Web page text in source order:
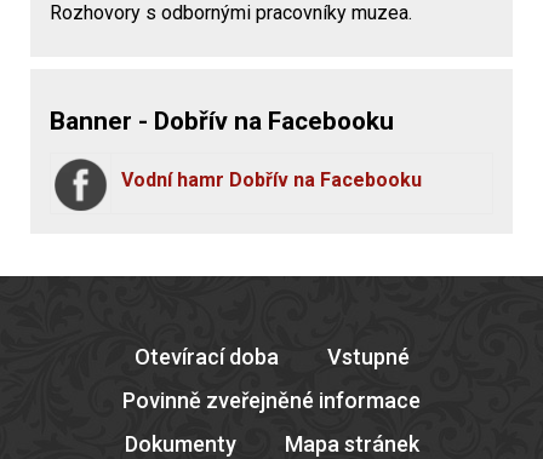
Rozhovory s odbornými pracovníky muzea.
Banner - Dobřív na Facebooku
Vodní hamr Dobřív na Facebooku
Otevírací doba
Vstupné
Povinně zveřejněné informace
Dokumenty
Mapa stránek